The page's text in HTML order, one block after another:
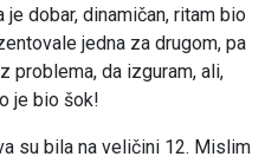
je dobar, dinamičan, ritam bio
jedna za drugom, pa
problema, da izguram, ali,
je bio šok!
su bila na veličini 12. Mislim